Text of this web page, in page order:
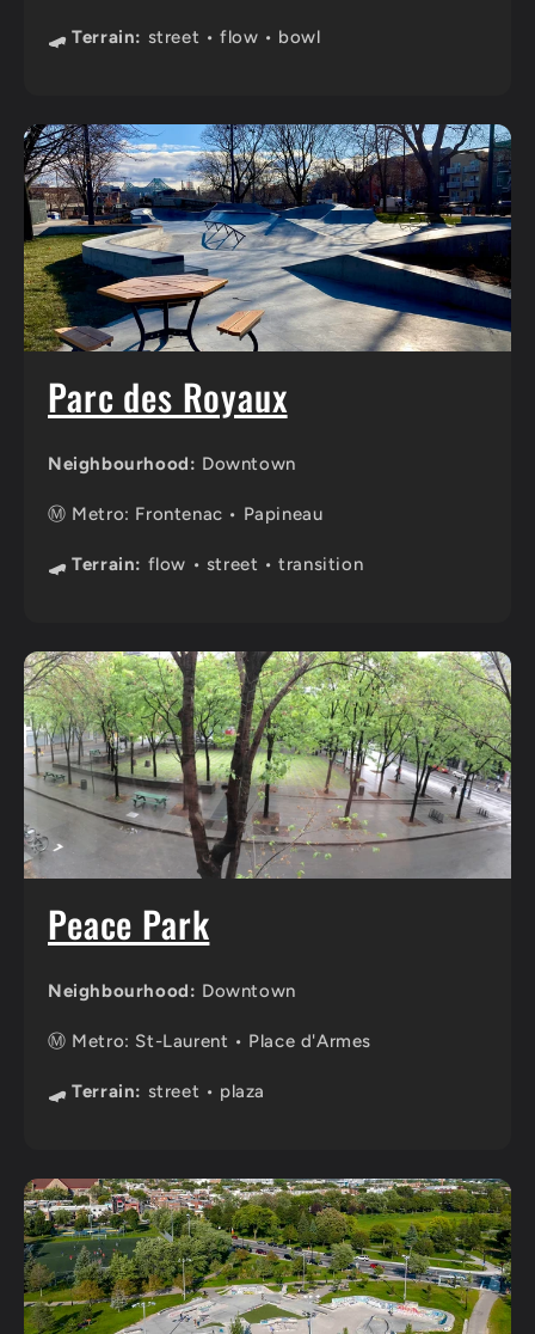
🛹 Terrain: street • flow • bowl
Parc des Royaux
Neighbourhood: Downtown
Ⓜ️ Metro: Frontenac • Papineau
🛹 Terrain: flow • street • transition
Peace Park
Neighbourhood: Downtown
Ⓜ️ Metro: St-Laurent • Place d'Armes
🛹 Terrain: street • plaza